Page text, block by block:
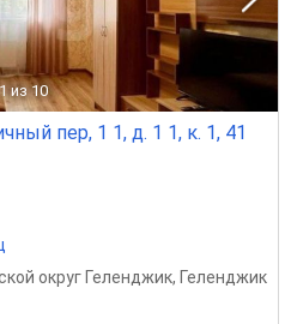
из 10
пер, 1 1, д. 1 1, к. 1, 41
округ Геленджик, Геленджик